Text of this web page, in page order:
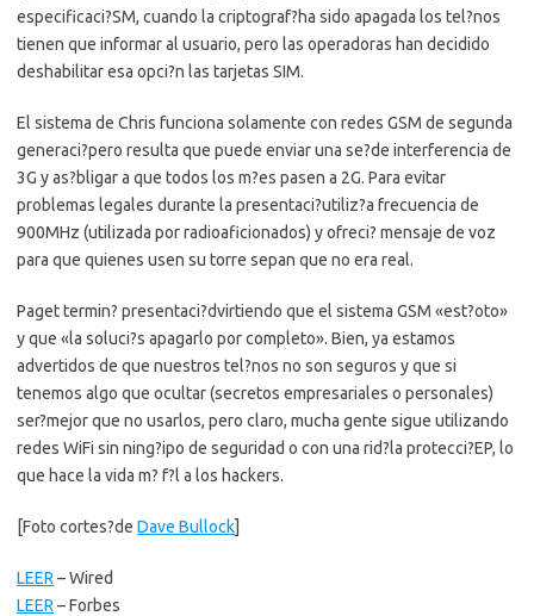
especificaci?SM, cuando la criptograf?ha sido apagada los tel?nos
tienen que informar al usuario, pero las operadoras han decidido
deshabilitar esa opci?n las tarjetas SIM.
El sistema de Chris funciona solamente con redes GSM de segunda
generaci?pero resulta que puede enviar una se?de interferencia de
3G y as?bligar a que todos los m?es pasen a 2G. Para evitar
problemas legales durante la presentaci?utiliz?a frecuencia de
900MHz (utilizada por radioaficionados) y ofreci? mensaje de voz
para que quienes usen su torre sepan que no era real.
Paget termin? presentaci?dvirtiendo que el sistema GSM «est?oto»
y que «la soluci?s apagarlo por completo». Bien, ya estamos
advertidos de que nuestros tel?nos no son seguros y que si
tenemos algo que ocultar (secretos empresariales o personales)
ser?mejor que no usarlos, pero claro, mucha gente sigue utilizando
redes WiFi sin ning?ipo de seguridad o con una rid?la protecci?EP, lo
que hace la vida m? f?l a los hackers.
[Foto cortes?de Dave Bullock]
LEER – Wired
LEER – Forbes